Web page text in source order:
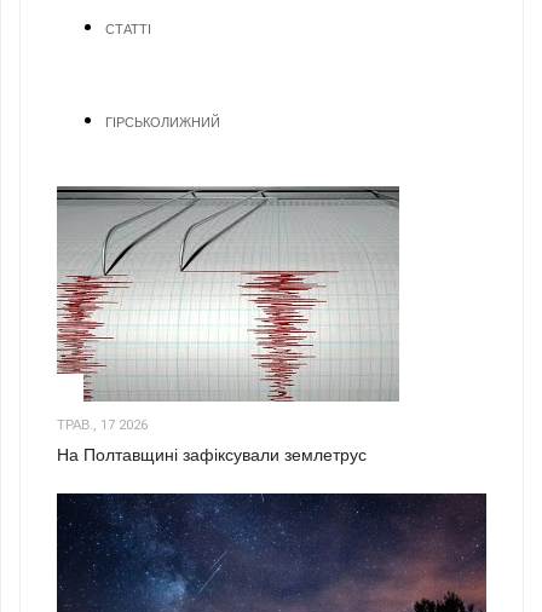
СТАТТІ
ГІРСЬКОЛИЖНИЙ
ТРАВ., 17 2026
На Полтавщині зафіксували землетрус